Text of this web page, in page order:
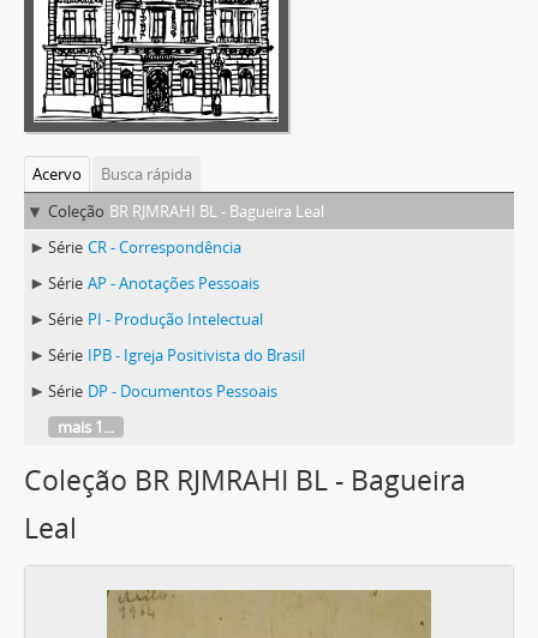
Acervo
Busca rápida
Coleção BR RJMRAHI BL - Bagueira Leal
Série CR - Correspondência
Série AP - Anotações Pessoais
Série PI - Produção Intelectual
Série IPB - Igreja Positivista do Brasil
Série DP - Documentos Pessoais
mais 1...
Coleção BR RJMRAHI BL - Bagueira
Leal